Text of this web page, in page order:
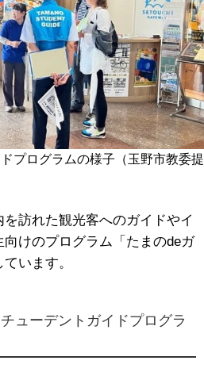
プログラムの様子（玉野市教委提
訪れた観光客へのガイドやイ
けのプログラム「たまのdeガ
います。
ューデントガイドプログラ